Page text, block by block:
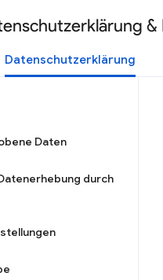
Datenschutzerklärung
Daten
durch